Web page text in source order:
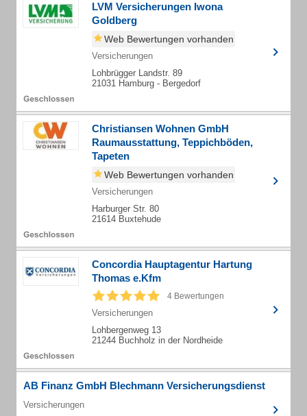
LVM Versicherungen Iwona
Goldberg
Web Bewertungen vorhanden
Versicherungen
Lohbrügger Landstr. 89
21031 Hamburg - Bergedorf
Christiansen Wohnen GmbH
Raumausstattung, Teppichböden,
Tapeten
Web Bewertungen vorhanden
Versicherungen
Harburger Str. 80
21614 Buxtehude
Concordia Hauptagentur Hartung
Thomas e.Kfm
4 Bewertungen
Versicherungen
Lohbergenweg 13
21244 Buchholz in der Nordheide
AB Finanz GmbH Blechmann Versicherungsdienst
Versicherungen